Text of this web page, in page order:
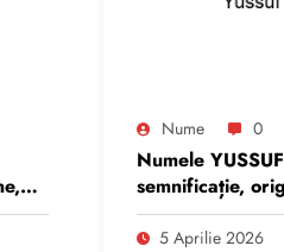
Nume 0
Numele
semnificație,
trăsături și
personalitate
5 Aprilie 2026